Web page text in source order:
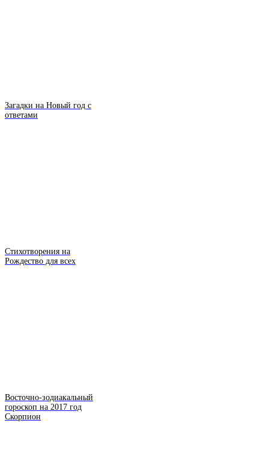
Загадки на Новый год с
ответами
Стихотворения на
Рождество для всех
Восточно-зодиакальный
гороскоп на 2017 год
Скорпион